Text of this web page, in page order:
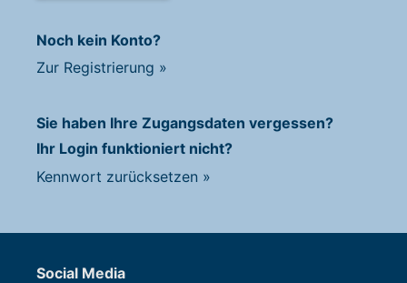
Noch kein Konto?
Zur Registrierung »
Sie haben Ihre Zugangsdaten vergessen?
Ihr Login funktioniert nicht?
Kennwort zurücksetzen »
Social Media